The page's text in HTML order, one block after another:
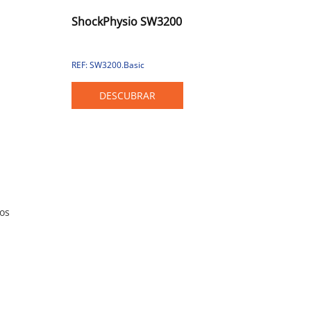
ShockPhysio SW3200
REF: SW3200.Basic
DESCUBRAR